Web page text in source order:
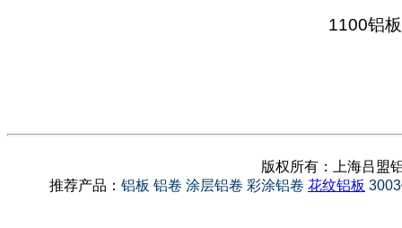
1100铝
版权所有：上海吕盟
推荐产品： 铝板 铝卷 涂层铝卷 彩涂铝卷 花纹铝板